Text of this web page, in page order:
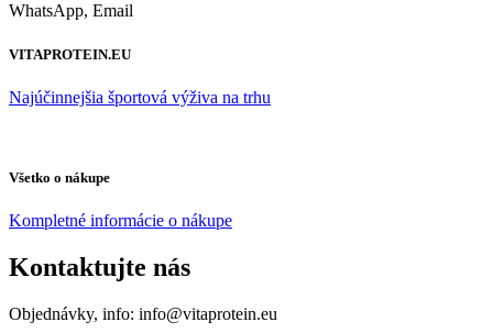
WhatsApp, Email
VITAPROTEIN.EU
Najúčinnejšia športová výživa na trhu
Všetko o nákupe
Kompletné informácie o nákupe
Kontaktujte nás
Objednávky, info: info@vitaprotein.eu